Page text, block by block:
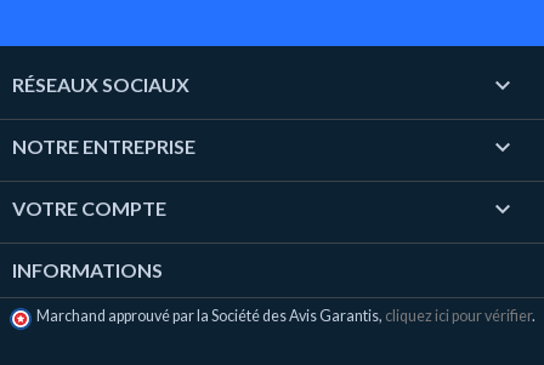
RÉSEAUX SOCIAUX 
NOTRE ENTREPRISE 
VOTRE COMPTE 
INFORMATIONS
Marchand approuvé par la Société des Avis Garantis, cliquez ici pour vérifier.